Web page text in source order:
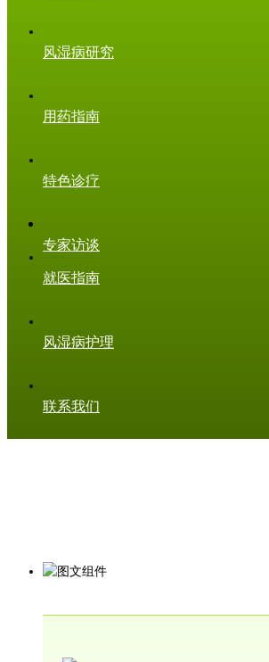
风湿病研究
用药指南
特色诊疗
专家访谈
就医指南
风湿病护理
联系我们